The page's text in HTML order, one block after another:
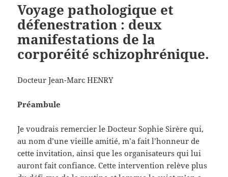
Voyage pathologique et
défenestration : deux
manifestations de la
corporéité schizophrénique.
Docteur Jean-Marc HENRY
Préambule
Je voudrais remercier le Docteur Sophie Sirère qui,
au nom d’une vieille amitié, m’a fait l’honneur de
cette invitation, ainsi que les organisateurs qui lui
auront fait confiance. Cette intervention relève plus